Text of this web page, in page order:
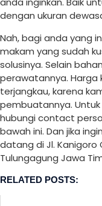
dengan ukuran
Nah, bagi anda yang
makam yang sudah
solusinya. Selain
perawatannya. Harga
terjangkau, karena
pembuatannya.
hubungi contact
bawah ini. Dan jika
datang di Jl. Kanigoro
Tulungagung Jawa
RELATED POSTS: